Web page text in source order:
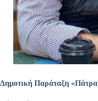
Δημοτική Παράταξη